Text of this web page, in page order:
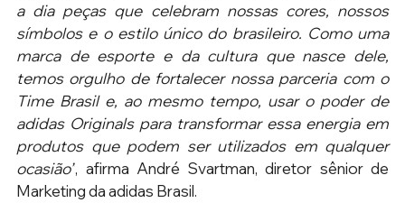
a dia peças que celebram nossas cores, nossos
símbolos e o estilo único do brasileiro. Como uma
marca de esporte e da cultura que nasce dele,
temos orgulho de fortalecer nossa parceria com o
Time Brasil e, ao mesmo tempo, usar o poder de
adidas Originals para transformar essa energia em
produtos que podem ser utilizados em qualquer
ocasião”, afirma André Svartman, diretor sênior de
Marketing da adidas Brasil.